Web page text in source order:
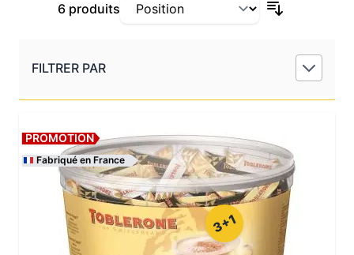
6 produits
FILTRER PAR
PROMOTION
Fabriqué en France
3+1
Les conditionnements disponibles :